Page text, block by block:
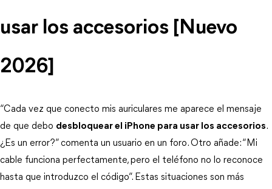
usar los accesorios [Nuevo
2026]
“Cada vez que conecto mis auriculares me aparece el mensaje
de que debo desbloquear el iPhone para usar los accesorios.
¿Es un error?” comenta un usuario en un foro. Otro añade: “Mi
cable funciona perfectamente, pero el teléfono no lo reconoce
hasta que introduzco el código”. Estas situaciones son más